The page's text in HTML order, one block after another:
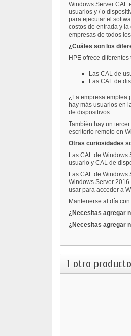
Windows Server CAL
usuarios y / o
para ejecutar el
costos de entrada y
empresas de todos
¿Cuáles son los
HPE ofrece
Las CAL de
Las CAL de
¿La empresa emplea
hay más usuarios en
de dispositivos.
También hay un
escritorio remoto en
Otras curiosidades
Las CAL de
usuario y CAL de
Las CAL de
Windows Server
usar para acceder a
Mantenerse al día
¿Necesitas agregar
¿Necesitas agregar
1 otro